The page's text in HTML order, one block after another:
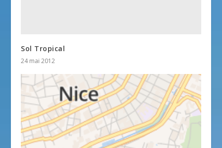
Sol Tropical
24 mai 2012